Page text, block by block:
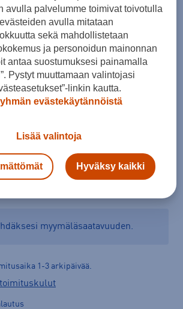
42 ⅔ 43 ⅓ 44 44 ⅔ 45 ⅓
47 ⅓ 48
ja tilaa myymälästä
myymäläsaatavuuden.
1-3 arkipäivää.
toimituskulut
avulla palvelumme toimivat toivotulla
avulla mitataan
sekä mahdollistetaan
ja personoidun mainonnan
antaa suostumuksesi painamalla
Pystyt muuttamaan valintojasi
linkin kautta.
evästekäytännöistä
Lisää valintoja
Hyväksy kaikki